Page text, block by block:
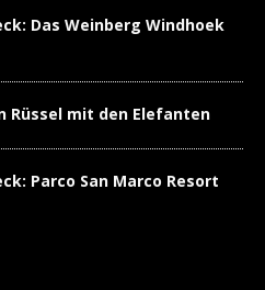
Das Weinberg Windhoek
Rüssel mit den Elefanten
Parco San Marco Resort